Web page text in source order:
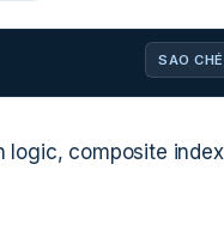
SAO
logic, composite